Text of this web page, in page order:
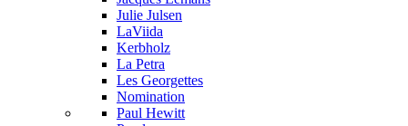
Julie Julsen
LaViida
Kerbholz
La Petra
Les Georgettes
Nomination
Paul Hewitt